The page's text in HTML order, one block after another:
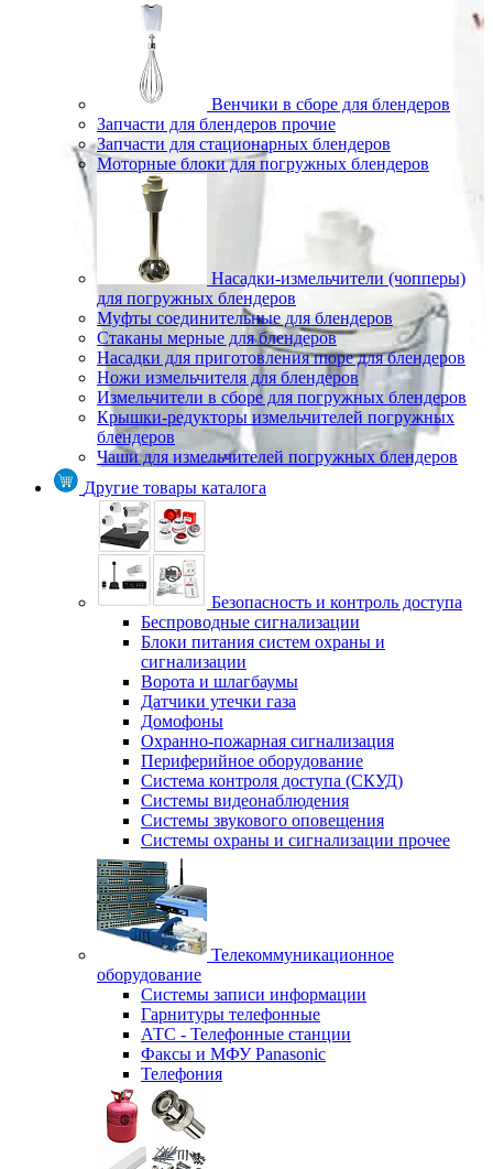
Венчики в сборе для блендеров
Запчасти для блендеров прочие
Запчасти для стационарных блендеров
Моторные блоки для погружных блендеров
Насадки-измельчители (чопперы)
для погружных блендеров
Муфты соединительные для блендеров
Стаканы мерные для блендеров
Насадки для приготовления пюре для блендеров
Ножи измельчителя для блендеров
Измельчители в сборе для погружных блендеров
Крышки-редукторы измельчителей погружных
блендеров
Чаши для измельчителей погружных блендеров
Другие товары каталога
Безопасность и контроль доступа
Беспроводные сигнализации
Блоки питания систем охраны и
сигнализации
Ворота и шлагбаумы
Датчики утечки газа
Домофоны
Охранно-пожарная сигнализация
Периферийное оборудование
Система контроля доступа (СКУД)
Системы видеонаблюдения
Системы звукового оповещения
Системы охраны и сигнализации прочее
Телекоммуникационное
оборудование
Системы записи информации
Гарнитуры телефонные
АТС - Телефонные станции
Факсы и МФУ Panasonic
Телефония